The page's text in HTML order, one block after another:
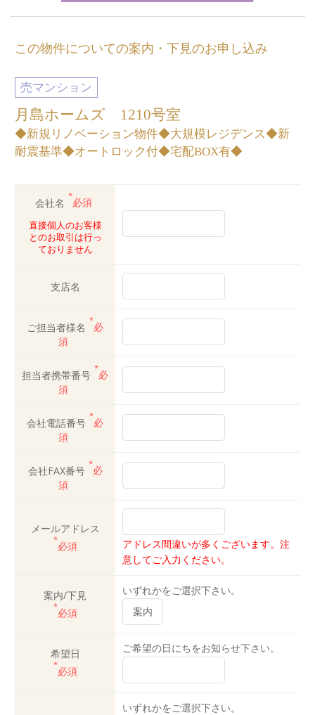
この物件についての案内・下見のお申し込み
売マンション
月島ホームズ 1210号室
◆新規リノベーション物件◆大規模レジデンス◆新
耐震基準◆オートロック付◆宅配BOX有◆
会社名
*
必須
直接個人のお客様
とのお取引は行っ
ておりません
支店名
ご担当者様名
*
必
須
担当者携帯番号
*
必
須
会社電話番号
*
必
須
会社FAX番号
*
必
須
メールアドレス
*
必須
アドレス間違いが多くございます。注
意してご入力ください。
案内/下見
*
必須
いずれかをご選択下さい。
希望日
*
必須
ご希望の日にちをお知らせ下さい。
いずれかをご選択下さい。